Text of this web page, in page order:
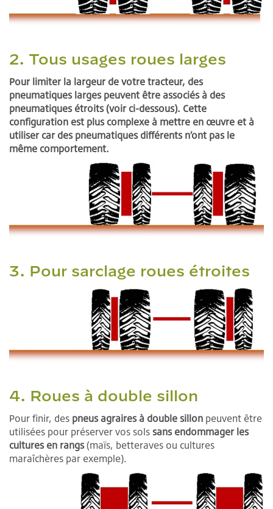
2. Tous usages roues larges
Pour limiter la largeur de votre tracteur, des
pneumatiques larges peuvent être associés à des
pneumatiques étroits (voir ci-dessous). Cette
configuration est plus complexe à mettre en œuvre et à
utiliser car des pneumatiques différents n’ont pas le
même comportement.
3. Pour sarclage roues étroites
4. Roues à double sillon
Pour finir, des pneus agraires à double sillon peuvent être
utilisées pour préserver vos sols sans endommager les
cultures en rangs(maïs, betteraves ou cultures
maraîchères par exemple).